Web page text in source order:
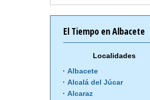
El Tiempo en Albacete
Localidades
Albacete
Alcalá del Júcar
Alcaraz